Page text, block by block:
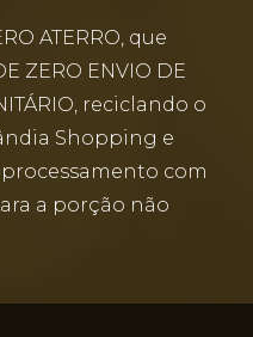
ATERRO, que
ZERO ENVIO DE
reciclando o
Shopping e
com
a porção não